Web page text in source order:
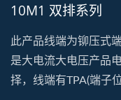
10M1 双排系列
此产品线端为铆压式
是大电流大电压产品
择，线端有TPA(端子